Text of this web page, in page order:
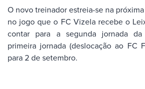
O novo treinador estreia-se na próxima
no jogo que o FC Vizela recebe o
contar para a segunda jornada
primeira jornada (deslocação ao FC
para 2 de setembro.